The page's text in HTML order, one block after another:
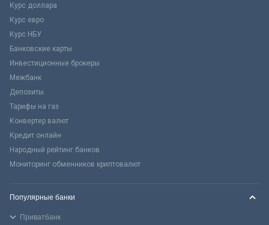
Курс доллара
Курс евро
Курс НБУ
Банковские карты
Инвестиционные брокеры
Межбанк
Депозиты
Тарифы на газ
Конвертер валют
Кредит онлайн
Народный рейтинг банков
Мониторинг обменников криптовалют
Популярные банки
Приватбанк